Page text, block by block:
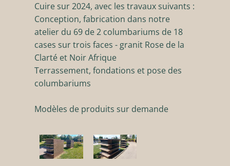
Cuire sur 2024, avec les travaux suivants :
Conception, fabrication dans notre
atelier du 69 de 2 columbariums de 18
cases sur trois faces - granit Rose de la
Clarté et Noir Afrique
Terrassement, fondations et pose des
columbariums
Modèles de produits sur demande